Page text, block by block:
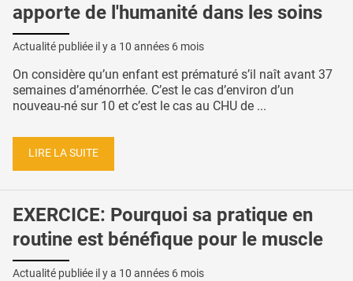
apporte de l'humanité dans les soins
Actualité publiée il y a 10 années 6 mois
On considère qu’un enfant est prématuré s’il naît avant 37
semaines d’aménorrhée. C’est le cas d’environ d’un
nouveau-né sur 10 et c’est le cas au CHU de ...
LIRE LA SUITE
EXERCICE: Pourquoi sa pratique en
routine est bénéfique pour le muscle
Actualité publiée il y a 10 années 6 mois